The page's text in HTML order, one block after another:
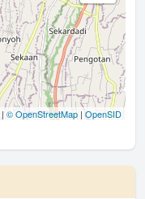
| © OpenStreetMap | OpenSID